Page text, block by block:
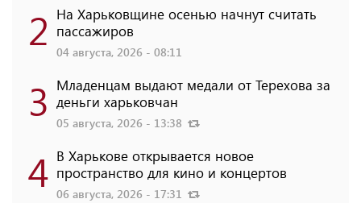
2 На Харьковщине осенью начнут считать
пассажиров
04 августа, 2026 - 08:11
3 Младенцам выдают медали от Терехова за
деньги харьковчан
05 августа, 2026 - 13:38
4 В Харькове открывается новое
пространство для кино и концертов
06 августа, 2026 - 17:31